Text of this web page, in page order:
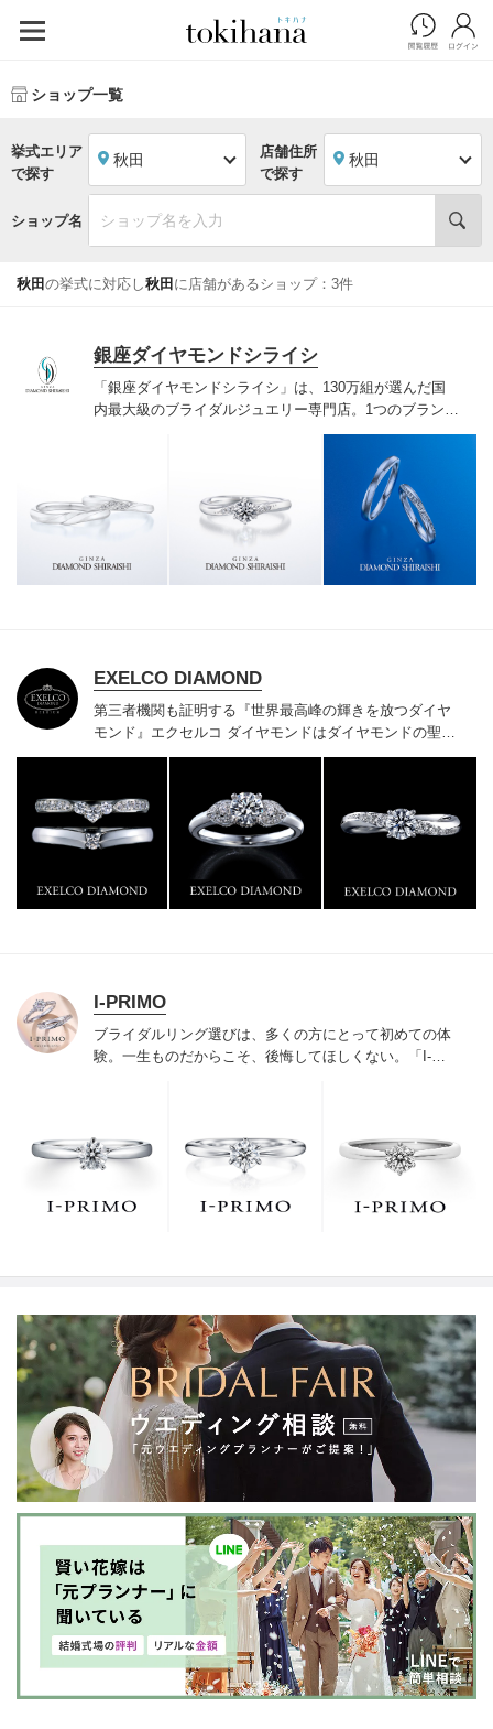
ショップ一覧
挙式エリア
で探す
秋田
店舗住所
で探す
秋田
ショップ名
秋田 の挙式に対応し秋田 に店舗があるショップ：3件
銀座ダイヤモンドシライシ
「銀座ダイヤモンドシライシ」は、130万組が選んだ国
内最大級のブライダルジュエリー専門店。1つのブランド
では国内最大級の700種類以上の豊富なデザインを取り
揃え、ふたりの「似合う」と「好き」を同時に叶えた満
足の選択ができる指輪をご提案しています。多くのお客
様にご満足いただけている、一生身に着けるための指輪
のクオリティや購入後のアフターサービスをぜひ一度店
頭でお確かめください。
EXELCO DIAMOND
第三者機関も証明する『世界最高峰の輝きを放つダイヤ
モンド』 エクセルコ ダイヤモンドはダイヤモンドの聖地
ベルギー発祥で200年以上の歴史がある真のカッターズ
門店としてリングのデザインや品質にもこだわっていま
す。おふたりに本物の輝きを一生身に着けていただきた
い想いで「ヴァージン・ダイヤモンド」「ハードプラチ
ナ」「保証内容」にこだわっています。
I-PRIMO
ブライダルリング選びは、多くの方にとって初めての体
験。一生ものだからこそ、後悔してほしくない。「I-
でお待ちしております。リング選びの最初の一歩をご一
緒に。まずは、アイプリモへ。